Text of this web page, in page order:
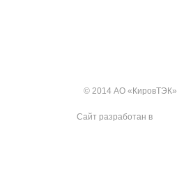
© 2014 АО «КировТЭК»
Сайт разработан в